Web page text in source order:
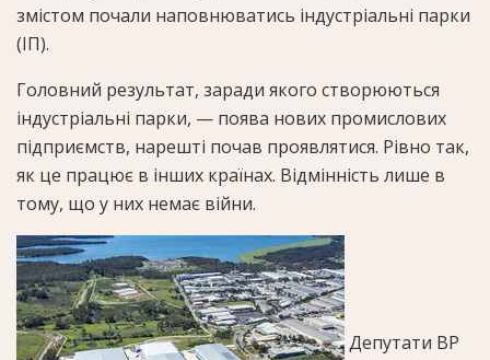
змістом почали наповнюватись індустріальні парки
(ІП).
Головний результат, заради якого створюються
індустріальні парки, — поява нових промислових
підприємств, нарешті почав проявлятися. Рівно так,
як це працює в інших країнах. Відмінність лише в
тому, що у них немає війни.
Депутати ВР